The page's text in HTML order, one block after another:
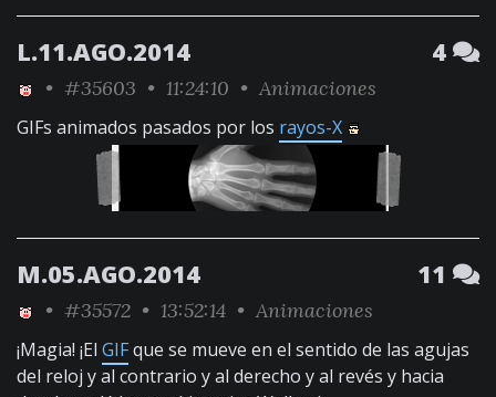
L.11.AGO.2014 4
• #35603 • 11:24:10 • Animaciones
GIFs animados pasados por los rayos-X
M.05.AGO.2014 11
• #35572 • 13:52:14 • Animaciones
¡Magia! ¡El GIFque se mueve en el sentido de las agujas
del reloj y al contrario y al derecho y al revés y hacia